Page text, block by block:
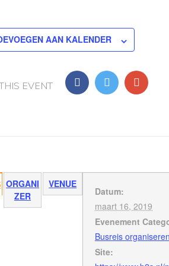
AAN KALENDER
EVENT
ORGANI
ZER
VENUE
Datum:
maart 16, 2019
Evenement
Busreis organiseren
Site: